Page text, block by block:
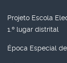
Projeto Escola
1.º lugar distrital
Época Especial